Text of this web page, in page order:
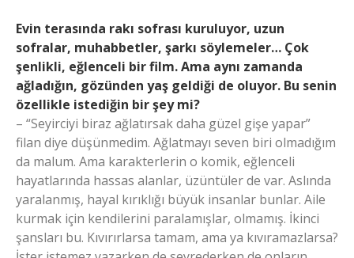
Evin terasında rakı sofrası kuruluyor, uzun
sofralar, muhabbetler, şarkı söylemeler… Çok
şenlikli, eğlenceli bir film. Ama aynı zamanda
ağladığın, gözünden yaş geldiği de oluyor. Bu senin
özellikle istediğin bir şey mi?
– “Seyirciyi biraz ağlatırsak daha güzel gişe yapar”
filan diye düşünmedim. Ağlatmayı seven biri olmadığım
da malum. Ama karakterlerin o komik, eğlenceli
hayatlarında hassas alanlar, üzüntüler de var. Aslında
yaralanmış, hayal kırıklığı büyük insanlar bunlar. Aile
kurmak için kendilerini paralamışlar, olmamış. İkinci
şansları bu. Kıvırırlarsa tamam, ama ya kıvıramazlarsa?